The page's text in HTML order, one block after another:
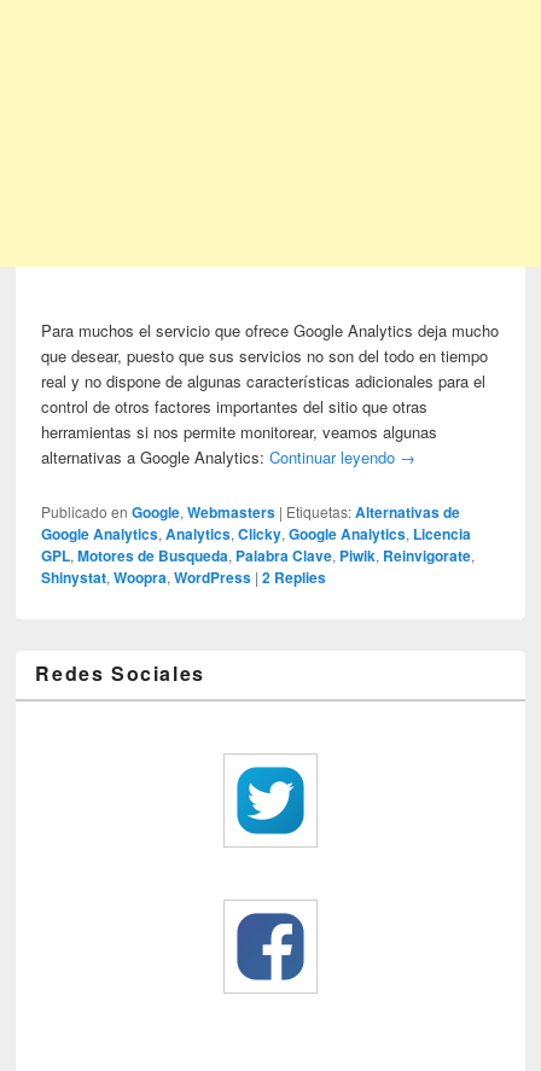
Para muchos el servicio que ofrece Google Analytics deja mucho
que desear, puesto que sus servicios no son del todo en tiempo
real y no dispone de algunas características adicionales para el
control de otros factores importantes del sitio que otras
herramientas si nos permite monitorear, veamos algunas
alternativas a Google Analytics:Continuar leyendo →
Publicado en Google,Webmasters | Etiquetas: Alternativas de
Google Analytics,Analytics,Clicky,Google Analytics, Licencia
GPL,Motores de Busqueda, Palabra Clave, Piwik, Reinvigorate,
Shinystat,Woopra,WordPress |2 Replies
Redes Sociales